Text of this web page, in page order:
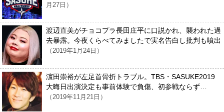
月27日）
渡辺直美がチョコプラ長田庄平に口説かれ、襲われた過
去暴露。今夜くらべてみましたで実名告白し批判も噴出
（2019年1月24日）
濵田崇裕が左足首骨折トラブル。TBS・SASUKE2019
大晦日出演決定も事前体験で負傷、初参戦ならず…
（2019年11月21日）